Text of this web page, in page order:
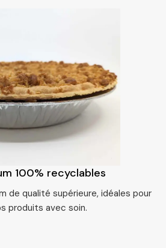
100% recyclables
de qualité supérieure, idéales pour
produits avec soin.